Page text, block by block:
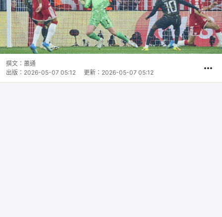
撰文： 蕭通
出版： 2026-05-07 05:12 更新： 2026-05-07 05:12